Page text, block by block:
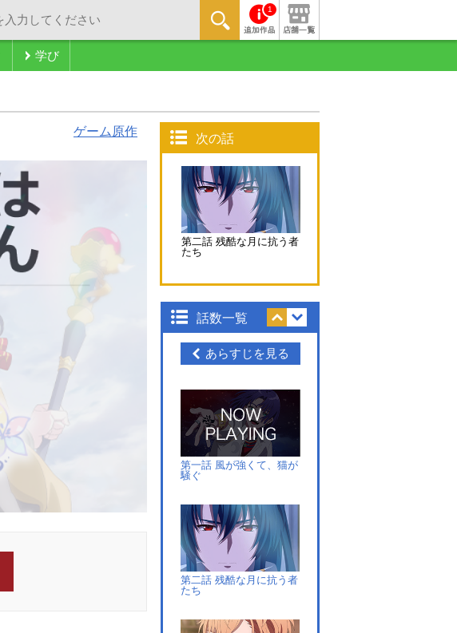
1
学び
ゲーム原作
次の話
第二話 残酷な月に抗う者
たち
話数一覧
あらすじを見る
第一話 風が強くて、猫が
騒ぐ
第二話 残酷な月に抗う者
たち